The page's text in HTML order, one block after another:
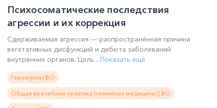
Психосоматические последствия
агрессии и их коррекция
Сдерживаемая агрессия ― распространённая причина
вегетативных дисфункций и дебюта заболеваний
внутренних органов. Цель ...Показать ещё
Гериатрия | ВО
Общая врачебная практика (семейная медицина) | ВО